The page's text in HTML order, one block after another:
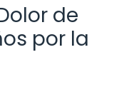
de
por la